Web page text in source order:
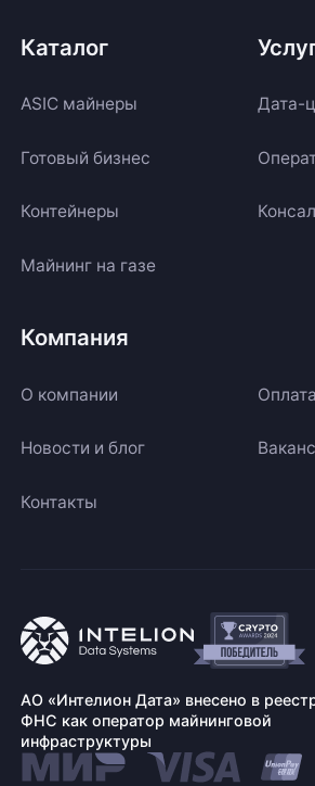
Каталог
ASIC майнеры
Готовый бизнес
Контейнеры
Майнинг на газе
Дата-
Компания
О компании
Новости и блог
Контакты
АО «Интелион Дата» внесено в
ФНС как оператор майнинговой
инфраструктуры